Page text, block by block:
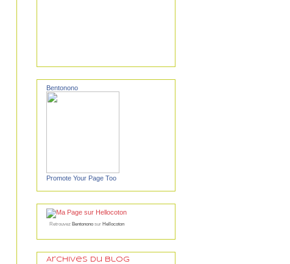
Bentonono
Promote Your Page Too
Retrouvez Bentonono sur Hellocoton
Archives du blog